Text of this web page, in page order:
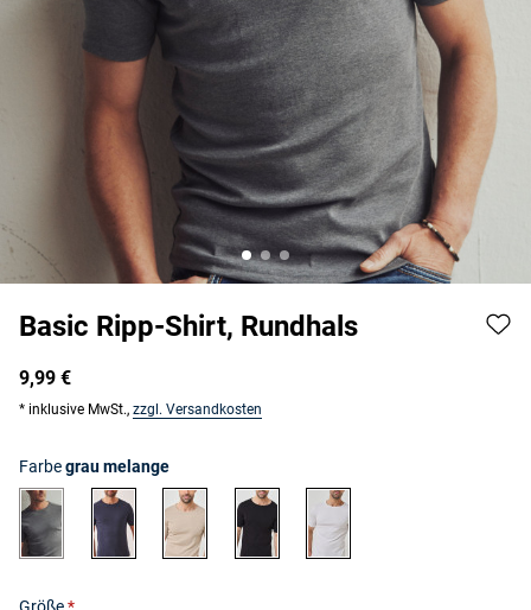
Basic Ripp-Shirt, Rundhals
9,99 €
* inklusive MwSt., zzgl. Versandkosten
Farbegrau melange
grau melange
marine sand schwarz weiß
Größe